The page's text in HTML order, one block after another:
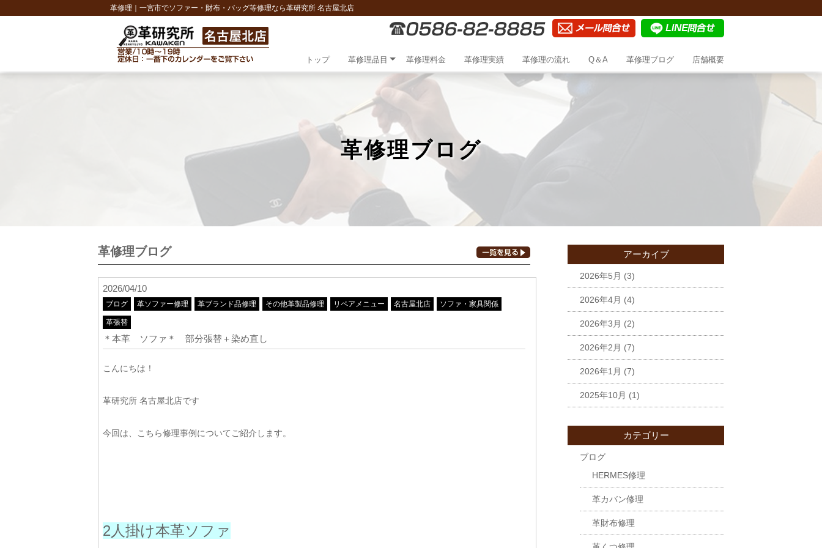
革修理｜一宮市でソファー・財布・バッグ等修理なら革研究所 名古屋北店
トップ 革修理品目 革修理料金 革修理実績 革修理の流れ Q＆A 革修理ブログ 店舗概要
革修理ブログ
革修理ブログ
2026/04/10
ブログ 革ソファー修理 革ブランド品修理 その他革製品修理 リペアメニュー 名古屋北店 ソファ・家具関係
革張替
＊本革 ソファ＊ 部分張替＋染め直し
こんにちは！
革研究所 名古屋北店です
今回は、こちら修理事例についてご紹介します。
2人掛け本革ソファ
アーカイブ
2026年5月 (3)
2026年4月 (4)
2026年3月 (2)
2026年2月 (7)
2026年1月 (7)
2025年10月 (1)
カテゴリー
ブログ
HERMES修理
革カバン修理
革財布修理